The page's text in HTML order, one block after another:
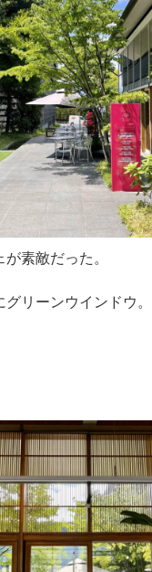
素敵だった。
リーンウインドウ。